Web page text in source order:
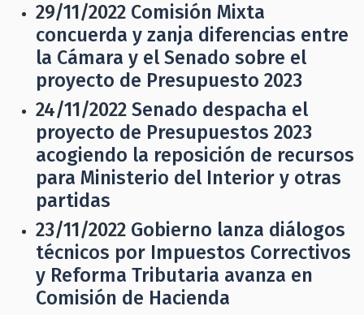
29/11/2022 Comisión Mixta
concuerda y zanja diferencias entre
la Cámara y el Senado sobre el
proyecto de Presupuesto 2023
24/11/2022 Senado despacha el
proyecto de Presupuestos 2023
acogiendo la reposición de recursos
para Ministerio del Interior y otras
partidas
23/11/2022 Gobierno lanza diálogos
técnicos por Impuestos Correctivos
y Reforma Tributaria avanza en
Comisión de Hacienda